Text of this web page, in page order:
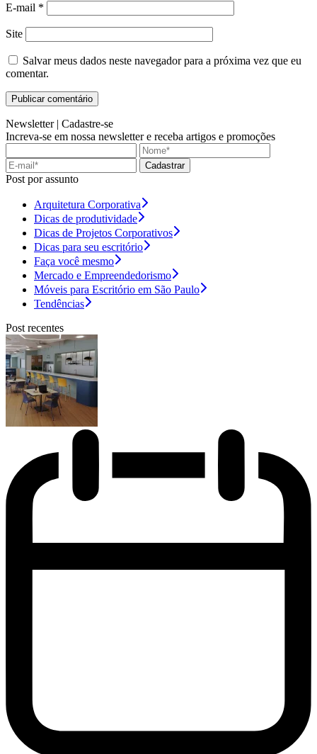
E-mail *
Site
Salvar meus dados neste navegador para a próxima vez que eu
comentar.
Newsletter | Cadastre-se
Increva-se em nossa newsletter e receba artigos e promoções
Cadastrar
Post por assunto
Arquitetura Corporativa
Dicas de produtividade
Dicas de Projetos Corporativos
Dicas para seu escritório
Faça você mesmo
Mercado e Empreendedorismo
Móveis para Escritório em São Paulo
Tendências
Post recentes